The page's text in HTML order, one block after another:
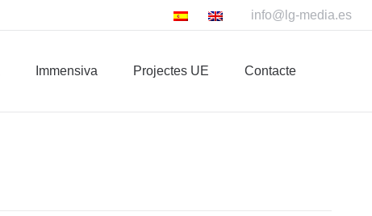
info@lg-media.es
Immensiva Projectes UE Contacte